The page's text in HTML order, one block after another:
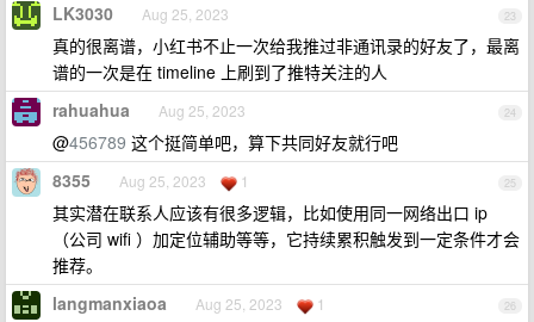
23
LK3030 Aug 25, 2023
真的很离谱，小红书不止一次给我推过非通讯录的好友了，最离
谱的一次是在 timeline 上刷到了推特关注的人
24
rahuahua Aug 25, 2023
@456789 这个挺简单吧，算下共同好友就行吧
25
8355 Aug 25, 2023 1
其实潜在联系人应该有很多逻辑，比如使用同一网络出口 ip
（公司 wifi ）加定位辅助等等，它持续累积触发到一定条件才会
推荐。
26
langmanxiaoa Aug 25, 2023 1